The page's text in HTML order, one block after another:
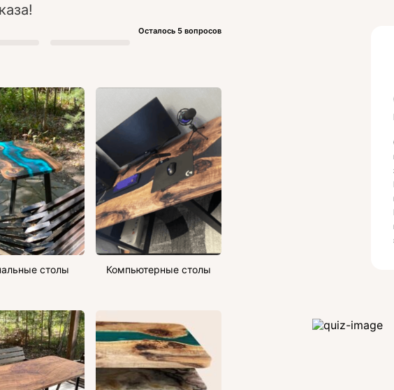
Осталось 5 вопросов
столы Компьютерные столы